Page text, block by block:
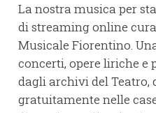
La nostra musica per
di streaming online
Musicale Fiorentino.
concerti, opere liriche e
dagli archivi del Teatro,
gratuitamente nelle